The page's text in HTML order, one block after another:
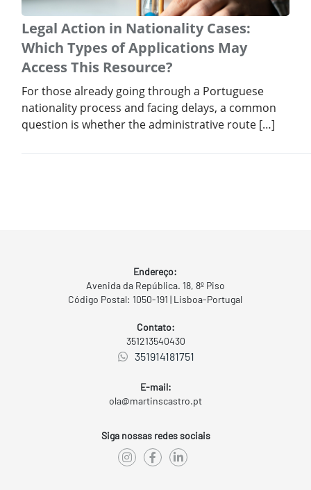
Legal Action in Nationality Cases:
Which Types of Applications May
Access This Resource?
For those already going through a Portuguese
nationality process and facing delays, a common
question is whether the administrative route […]
Endereço:
Avenida da República. 18, 8º Piso
Código Postal: 1050-191 | Lisboa-Portugal
Contato:
351213540430
351914181751
E-mail:
ola@martinscastro.pt
Siga nossas redes sociais